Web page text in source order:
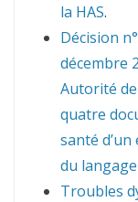
la HAS.
Décision
décembre
Autorité
quatre
santé
du
Troubles